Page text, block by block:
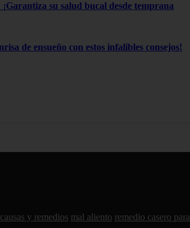
su salud bucal desde temprana
de ensueño con estos infalibles consejos!
y remedios mal aliento remedio casero para